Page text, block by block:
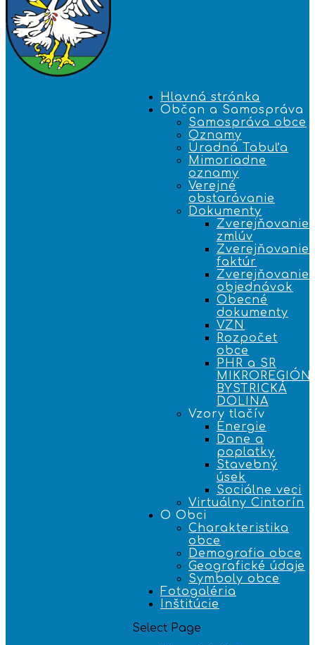
Hlavná stránka
Občan a Samospráva
Samospráva obce
Oznamy
Úradná Tabuľa
Mimoriadne
oznamy
Verejné
obstarávanie
Dokumenty
Zverejňovanie
zmlúv
Zverejňovanie
faktúr
Zverejňovanie
objednávok
Obecné
dokumenty
VZN
Rozpočet
obce
PHR a SR
BYSTRICKÁ
DOLINA
Vzory tlačív
Energie
Dane a
poplatky
Stavebný
úsek
Sociálne veci
Virtuálny Cintorín
O Obci
Charakteristika
obce
Demografia obce
Geografické údaje
Symboly obce
Fotogaléria
Inštitúcie
Select Page